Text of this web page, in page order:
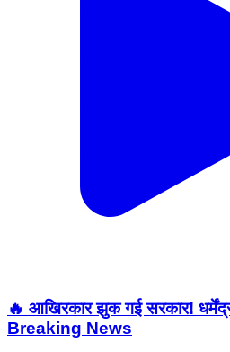
🔥 आखिरकार झुक गई सरकार! धर्मेंद्र
Breaking News